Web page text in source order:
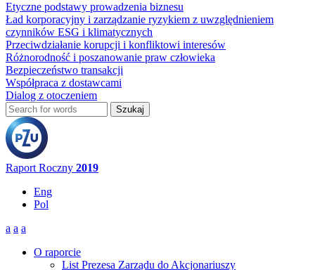
Etyczne podstawy prowadzenia biznesu
Ład korporacyjny i zarządzanie ryzykiem z uwzględnieniem
czynników ESG i klimatycznych
Przeciwdziałanie korupcji i konfliktowi interesów
Różnorodność i poszanowanie praw człowieka
Bezpieczeństwo transakcji
Współpraca z dostawcami
Dialog z otoczeniem
Formularz wyszukiwania
Szukaj
Raport Roczny 2019
Eng
Pol
a a a
O raporcie
List Prezesa Zarządu do Akcjonariuszy